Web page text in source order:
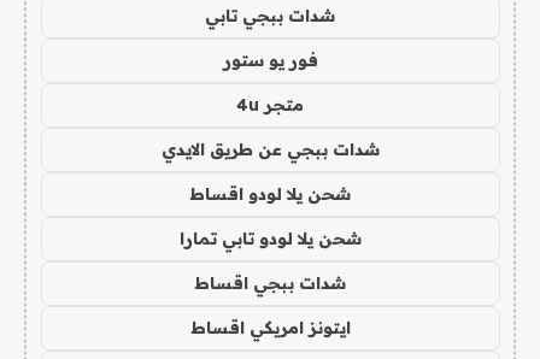
شدات ببجي تابي
فور يو ستور
متجر 4u
شدات ببجي عن طريق الايدي
شحن يلا لودو اقساط
شحن يلا لودو تابي تمارا
شدات ببجي اقساط
ايتونز امريكي اقساط